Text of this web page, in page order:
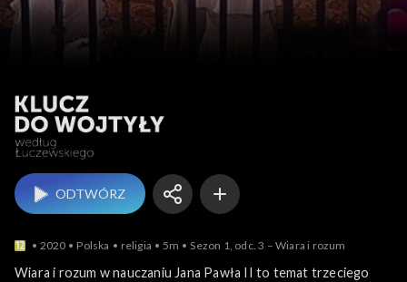
ODTWÓRZ
2020 Polska religia 5m Sezon 1, odc. 3 – Wiara i rozum
Wiara i rozum w nauczaniu Jana Pawła II to temat trzeciego